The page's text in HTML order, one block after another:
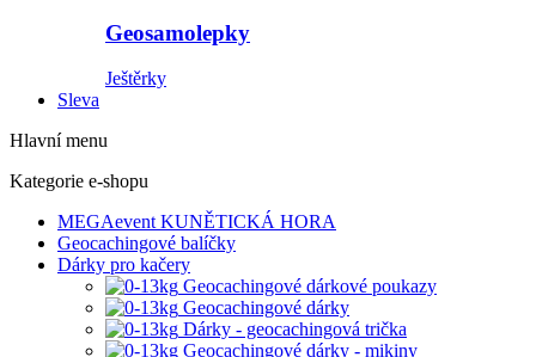
Geosamolepky
Ještěrky
Sleva
Hlavní menu
Kategorie e-shopu
MEGAevent KUNĚTICKÁ HORA
Geocachingové balíčky
Dárky pro kačery
Geocachingové dárkové poukazy
Geocachingové dárky
Dárky - geocachingová trička
Geocachingové dárky - mikiny